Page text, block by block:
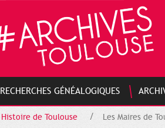
RECHERCHES GÉNÉALOGIQUES
Histoire de Toulouse Les Maires de